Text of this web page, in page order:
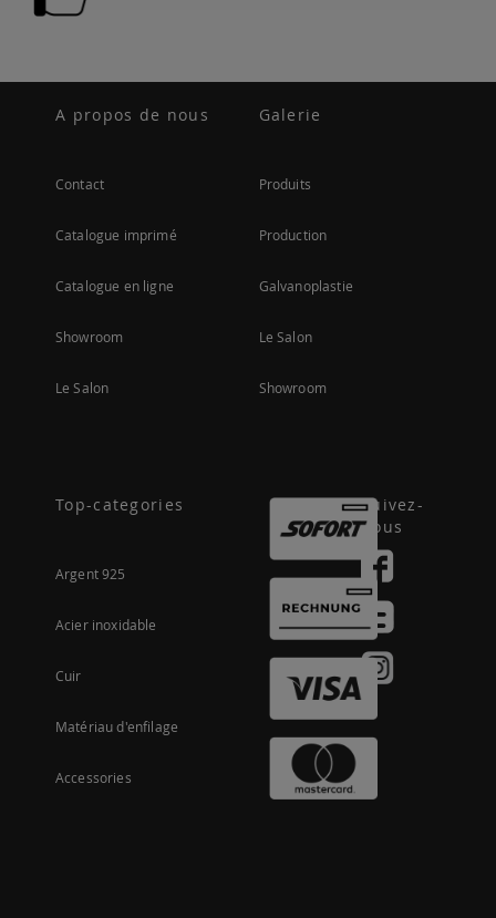
A propos de nous
Contact
Catalogue imprimé
Catalogue en ligne
Showroom
Le Salon
Galerie
Produits
Production
Galvanoplastie
Le Salon
Showroom
Top-categories
Argent 925
Acier inoxidable
Cuir
Matériau d'enfilage
Accessories
Suivez-
nous